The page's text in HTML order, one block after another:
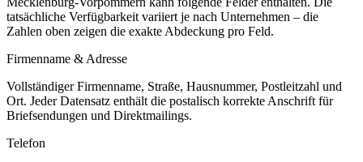
tatsächliche Verfügbarkeit variiert je nach Unternehmen – die
Zahlen oben zeigen die exakte Abdeckung pro Feld.
Firmenname & Adresse
Vollständiger Firmenname, Straße, Hausnummer, Postleitzahl und
Ort. Jeder Datensatz enthält die postalisch korrekte Anschrift für
Briefsendungen und Direktmailings.
Telefon